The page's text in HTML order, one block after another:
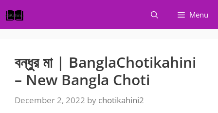
to
content
Menu
বন্ধুর মা | BanglaChotikahini
– New Bangla Choti
December 2, 2022 by chotikahini2